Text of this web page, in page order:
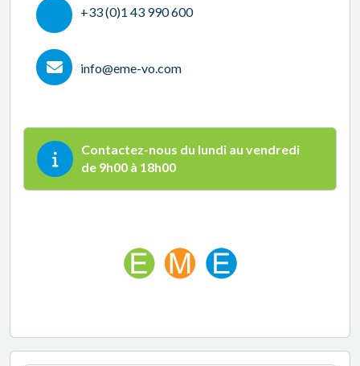
+33 (0)1 43 990 600
info@eme-vo.com
Contactez-nous du lundi au vendredi
de 9h00 à 18h00